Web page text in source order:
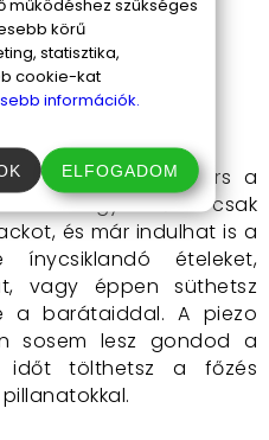
mm, kompakt kivitel.
és
energiaforráshoz
tökéletes társ a
egyszerűen csak
és már indulhat is a
ínycsiklandó ételeket,
vagy éppen süthetsz
a barátaiddal. A piezo
sosem lesz gondod a
időt tölthetsz a főzés
működéshez szükséges
körű
statisztika,
cookie-kat
információk.
ELFOGADOM